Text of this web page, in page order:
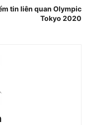
tin liên quan Olympic
Tokyo 2020